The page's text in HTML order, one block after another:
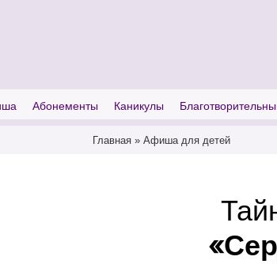
Абонементы Каникулы
Главная » Афиша для детей